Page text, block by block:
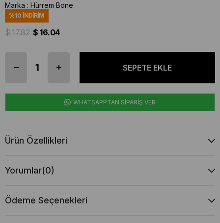
Marka : Hürrem Bone
%10 İNDIRIM
$ 17.82 $ 16.04
WHATSAPPTAN SİPARİŞ VER
Ürün Özellikleri
Yorumlar(0)
Ödeme Seçenekleri